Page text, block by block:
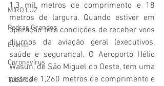
MIRO LUZ
Pedras Grandes
Evento
Coronavírus
Tubarão
1,3 mil metros de comprimento e 18
metros de largura. Quando estiver em
operação terá condições de receber voos
diurnos da aviação geral (executivos,
saúde e segurança). O Aeroporto Hélio
Wasun, de São Miguel do Oeste, tem uma
pista de 1,260 metros de comprimento e